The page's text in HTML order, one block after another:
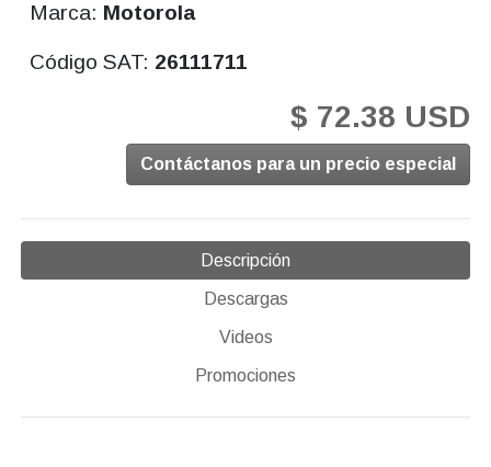
Marca: Motorola
Código SAT: 26111711
$ 72.38 USD
Contáctanos para un precio especial
Descripción
Descargas
Videos
Promociones